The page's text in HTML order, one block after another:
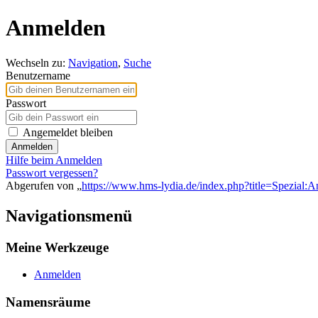
Anmelden
Wechseln zu: Navigation, Suche
Benutzername
Passwort
Angemeldet bleiben
Anmelden
Hilfe beim Anmelden
Passwort vergessen?
Abgerufen von „https://www.hms-lydia.de/
Navigationsmenü
Meine Werkzeuge
Anmelden
Namensräume